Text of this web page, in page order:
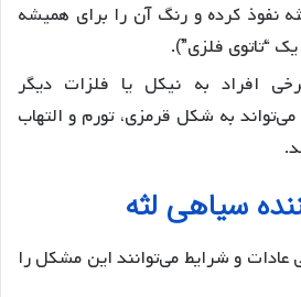
نفوذ کرده و رنگ آن را برای همیشه
“تاتوی فلزی”).
افراد به نیکل یا فلزات دیگر
به شکل قرمزی، تورم و التهاب
سیاهی لثه
عادات و شرایط می‌توانند این مشکل را